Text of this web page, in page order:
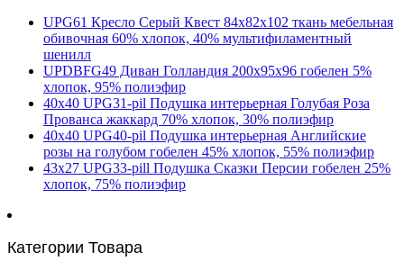
UPG61 Кресло Серый Квест 84х82х102 ткань мебельная
обивочная 60% хлопок, 40% мультифиламентный
шенилл
UPDBFG49 Диван Голландия 200х95х96 гобелен 5%
хлопок, 95% полиэфир
40х40 UPG31-pil Подушка интерьерная Голубая Роза
Прованса жаккард 70% хлопок, 30% полиэфир
40х40 UPG40-pil Подушка интерьерная Английские
розы на голубом гобелен 45% хлопок, 55% полиэфир
43х27 UPG33-pill Подушка Сказки Персии гобелен 25%
хлопок, 75% полиэфир
Категории Товара